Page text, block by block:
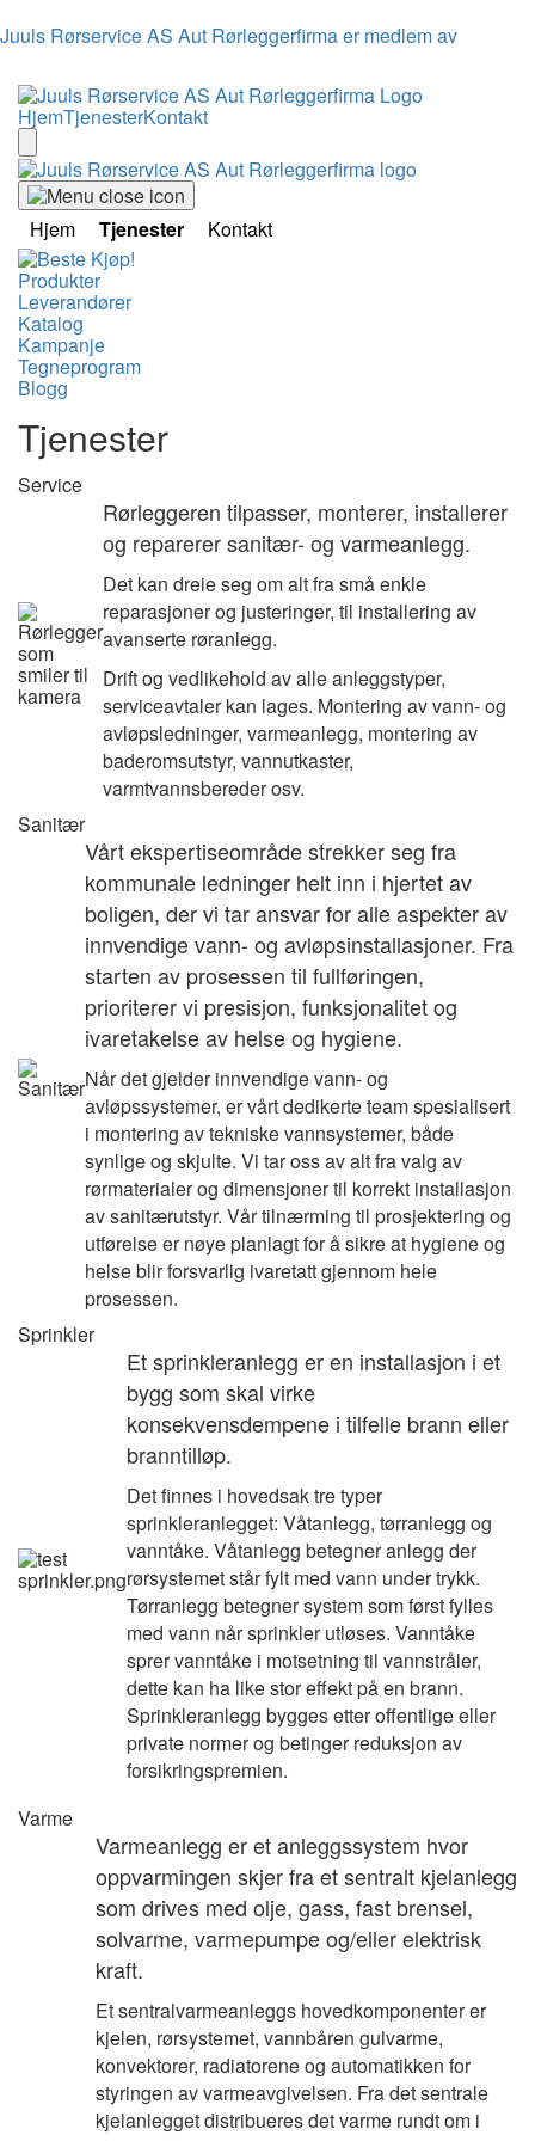
Juuls Rørservice AS Aut Rørleggerfirma er medlem av
HjemTjenesterKontakt
Hjem Tjenester
Kontakt
Produkter
Leverandører
Katalog
Kampanje
Tegneprogram
Blogg
Tjenester
Service
Rørleggeren tilpasser, monterer, installerer
og reparerer sanitær- og varmeanlegg.
Det kan dreie seg om alt fra små enkle
reparasjoner og justeringer, til installering av
avanserte røranlegg.
Drift og vedlikehold av alle anleggstyper,
serviceavtaler kan lages. Montering av vann- og
avløpsledninger, varmeanlegg, montering av
baderomsutstyr, vannutkaster,
varmtvannsbereder osv.
Sanitær
Vårt ekspertiseområde strekker seg fra
kommunale ledninger helt inn i hjertet av
boligen, der vi tar ansvar for alle aspekter av
innvendige vann- og avløpsinstallasjoner. Fra
starten av prosessen til fullføringen,
prioriterer vi presisjon, funksjonalitet og
ivaretakelse av helse og hygiene.
Når det gjelder innvendige vann- og
avløpssystemer, er vårt dedikerte team spesialisert
i montering av tekniske vannsystemer, både
synlige og skjulte. Vi tar oss av alt fra valg av
rørmaterialer og dimensjoner til korrekt installasjon
av sanitærutstyr. Vår tilnærming til prosjektering og
utførelse er nøye planlagt for å sikre at hygiene og
helse blir forsvarlig ivaretatt gjennom hele
prosessen.
Sprinkler
Et sprinkleranlegg er en installasjon i et
bygg som skal virke
konsekvensdempene i tilfelle brann eller
branntilløp.
Det finnes i hovedsak tre typer
sprinkleranlegget: Våtanlegg, tørranlegg og
vanntåke. Våtanlegg betegner anlegg der
rørsystemet står fylt med vann under trykk.
Tørranlegg betegner system som først fylles
med vann når sprinkler utløses. Vanntåke
sprer vanntåke i motsetning til vannstråler,
dette kan ha like stor effekt på en brann.
Sprinkleranlegg bygges etter offentlige eller
private normer og betinger reduksjon av
forsikringspremien.
Varme
Varmeanlegg er et anleggssystem hvor
oppvarmingen skjer fra et sentralt kjelanlegg
som drives med olje, gass, fast brensel,
solvarme, varmepumpe og/eller elektrisk
kraft.
Et sentralvarmeanleggs hovedkomponenter er
kjelen, rørsystemet, vannbåren gulvarme,
konvektorer, radiatorene og automatikken for
styringen av varmeavgivelsen. Fra det sentrale
kjelanlegget distribueres det varme rundt om i